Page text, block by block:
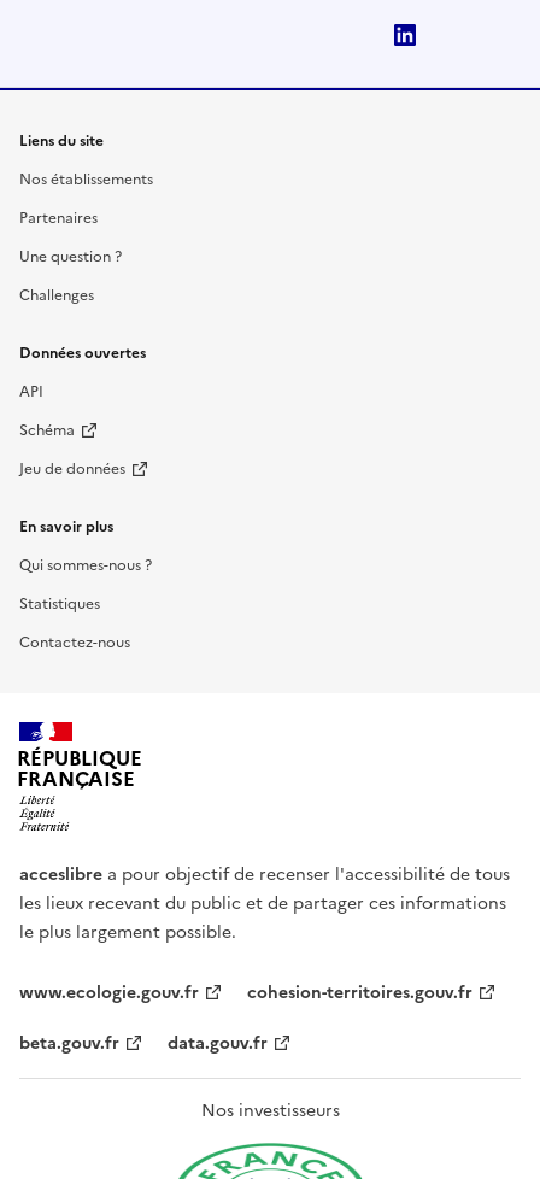
Liens du site
Nos établissements
Partenaires
Une question ?
Challenges
Données ouvertes
API
Schéma
Jeu de données
En savoir plus
Qui sommes-nous ?
Statistiques
Contactez-nous
RÉPUBLIQUE
FRANÇAISE
acceslibre a pour objectif de recenser l'accessibilité de tous
les lieux recevant du public et de partager ces informations
le plus largement possible.
www.ecologie.gouv.fr
cohesion-territoires.gouv.fr
beta.gouv.fr
data.gouv.fr
Nos investisseurs